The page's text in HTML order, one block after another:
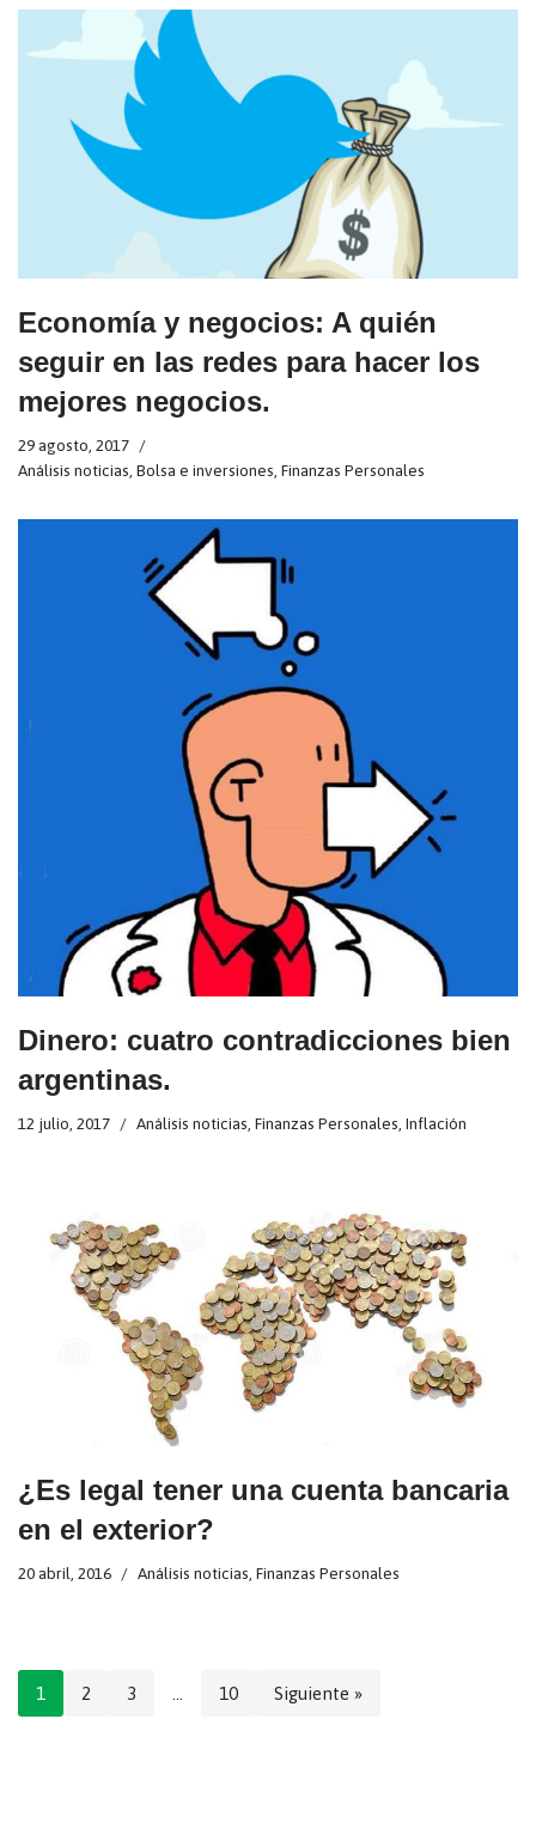
Economía y negocios: A quién
seguir en las redes para hacer los
mejores negocios.
29 agosto, 2017
Análisis noticias Bolsa e inversiones Finanzas Personales
Dinero: cuatro contradicciones bien
argentinas.
12 julio, 2017 Análisis noticias Finanzas Personales Inflación
¿Es legal tener una cuenta bancaria
en el exterior?
20 abril, 2016 Análisis noticias Finanzas Personales
1 2 3 10 Siguiente »